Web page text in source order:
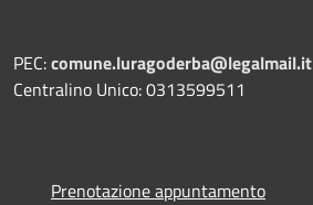
PEC:comune.luragoderba@legalmail.it
Centralino Unico: 0313599511
Prenotazione appuntamento